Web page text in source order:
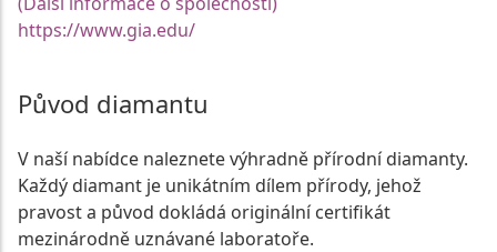
https://www.gia.edu/
Původ diamantu
V naší nabídce naleznete výhradně přírodní diamanty.
Každý diamant je unikátním dílem přírody, jehož
pravost a původ dokládá originální certifikát
mezinárodně uznávané laboratoře.